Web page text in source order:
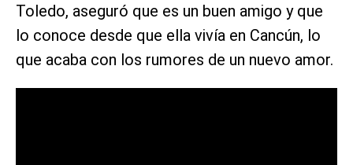
Toledo, aseguró que es un buen amigo y que
lo conoce desde que ella vivía en Cancún, lo
que acaba con los rumores de un nuevo amor.